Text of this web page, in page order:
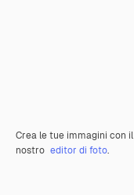
Crea le tue immagini con il
nostro editor di foto.